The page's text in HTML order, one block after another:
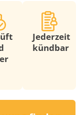
Jederzeit
kündbar